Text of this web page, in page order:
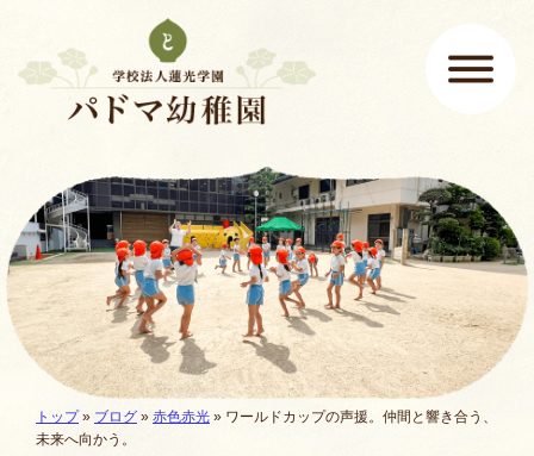
メインメニュー
ここから本文です。
現在地:
トップ» ブログ » 赤色赤光 » ワールドカップの声援。仲間と響き合う、
未来へ向かう。